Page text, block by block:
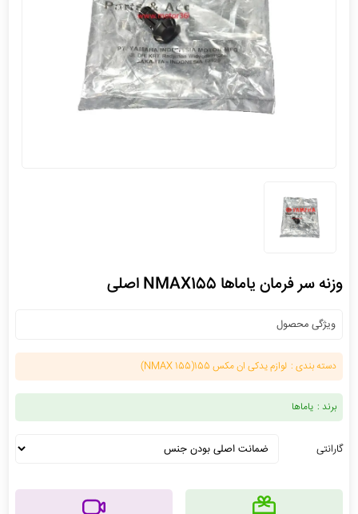
وزنه سر فرمان یاماها NMAX155 اصلی
ویژگی محصول
دسته بندی : لوازم یدکی ان مکس 155(NMAX 155)
برند : یاماها
گارانتی